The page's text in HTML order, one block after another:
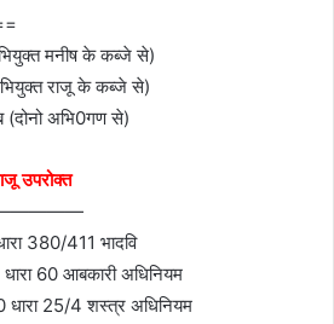
मनीष के कब्जे से)
राजू के कब्जे से)
अभि0गण से)
उपरोक्त
380/411 भादवि
60 आबकारी अधिनियम
25/4 शस्त्र अधिनियम